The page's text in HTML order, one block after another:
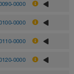
0000
0000
0000
0000